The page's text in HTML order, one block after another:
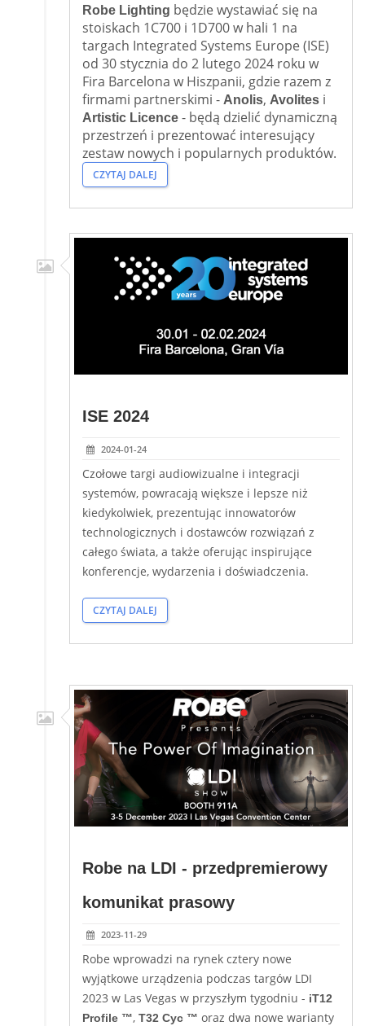
Robe Lighting będzie wystawiać się na
stoiskach 1C700 i 1D700 w hali 1 na
targach Integrated Systems Europe (ISE)
od 30 stycznia do 2 lutego 2024 roku w
Fira Barcelona w Hiszpanii, gdzie razem z
firmami partnerskimi - Anolis, Avolites i
Artistic Licence - będą dzielić dynamiczną
przestrzeń i prezentować interesujący
zestaw nowych i popularnych produktów.
CZYTAJ DALEJ
ISE 2024
2024-01-24
Czołowe targi audiowizualne i integracji
systemów, powracają większe i lepsze niż
kiedykolwiek, prezentując innowatorów
technologicznych i dostawców rozwiązań z
całego świata, a także oferując inspirujące
konferencje, wydarzenia i doświadczenia.
CZYTAJ DALEJ
Robe na LDI - przedpremierowy
komunikat prasowy
2023-11-29
Robe wprowadzi na rynek cztery nowe
wyjątkowe urządzenia podczas targów LDI
2023 w Las Vegas w przyszłym tygodniu - iT12
Profile ™, T32 Cyc ™ oraz dwa nowe warianty